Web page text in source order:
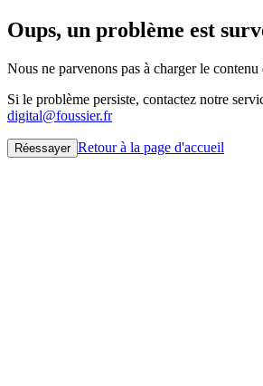
Oups, un problème est
Nous ne parvenons pas à charger le contenu
Si le problème persiste, contactez notre
digital@foussier.fr
Réessayer Retour à la page d'accueil